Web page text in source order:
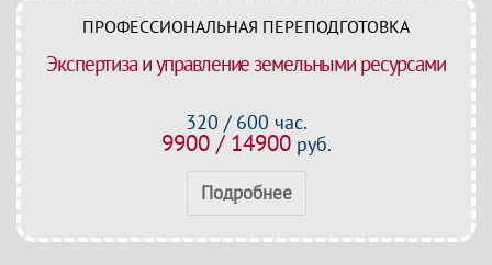
ПРОФЕССИОНАЛЬНАЯ ПЕРЕПОДГОТОВКА
Экспертиза и управление земельными ресурсами
320 / 600 час.
9900 / 14900руб.
Подробнее